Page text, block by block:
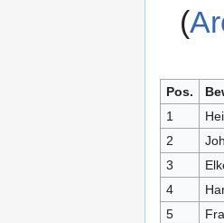
(
Pos.
1
2
3
4
5